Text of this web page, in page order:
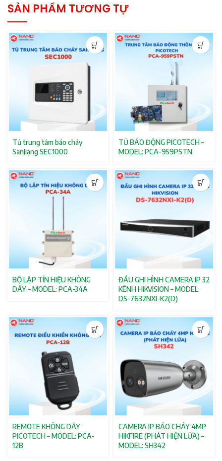
SẢN PHẨM TƯƠNG TỰ
Tủ trung tâm báo cháy
SanJiang SEC1000
TỦ BÁO ĐỘNG PICOTECH –
MODEL: PCA-959PSTN
BỘ LẶP TÍN HIỆU KHÔNG
DÂY – MODEL: PCA-34A
ĐẦU GHI HÌNH CAMERA IP 32
KÊNH HIKVISION – MODEL:
DS-7632NXI-K2(D)
REMOTE KHÔNG DÂY
PICOTECH – MODEL: PCA-
12B
CAMERA IP BÁO CHÁY 4MP
HIKFIRE (PHÁT HIỆN LỬA) –
MODEL: SH342